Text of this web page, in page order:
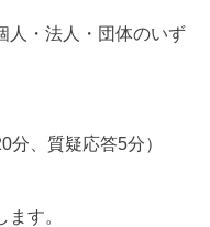
人・法人・団体のいず
、質疑応答5分）
す。